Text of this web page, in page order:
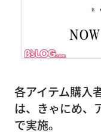
各アイテム購入
は、きゃにめ、
で実施。